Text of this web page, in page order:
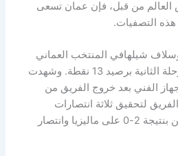
العالم من قبل، فإن عمان تسعى
التصفيات.
شيلهافي المنتخب العماني
لتصدر مجموعته في المرحلة الثانية برصيد 13 نقطة. وشهدت
الفني بعد خروج الفريق من
لتحقيق ثلاثة انتصارات
متتالية، بما في ذلك فوزين بنتيجة 2-0 على ماليزيا وانتصار